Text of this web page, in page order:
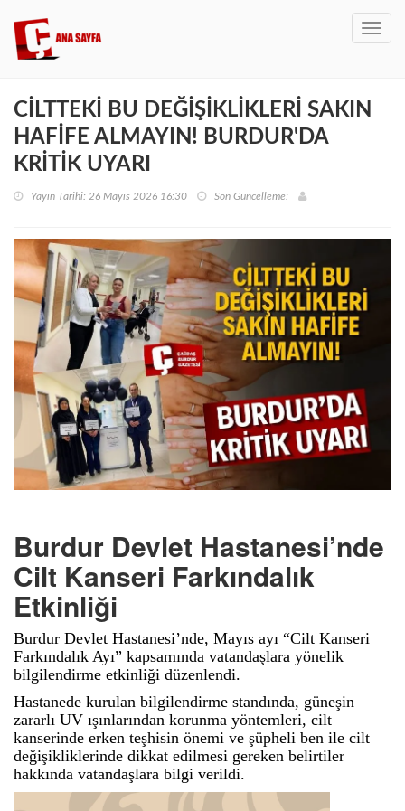
CİLTTEKİ BU DEĞİŞİKLİKLERİ SAKIN
HAFİFE ALMAYIN! BURDUR'DA
KRİTİK UYARI
Yayın Tarihi: 26 Mayıs 2026 16:30 Son Güncelleme:
Burdur Devlet Hastanesi’nde
Cilt Kanseri Farkındalık
Etkinliği
Burdur Devlet Hastanesi’nde, Mayıs ayı “Cilt Kanseri
Farkındalık Ayı” kapsamında vatandaşlara yönelik
bilgilendirme etkinliği düzenlendi.
Hastanede kurulan bilgilendirme standında, güneşin
zararlı UV ışınlarından korunma yöntemleri, cilt
kanserinde erken teşhisin önemi ve şüpheli ben ile cilt
değişikliklerinde dikkat edilmesi gereken belirtiler
hakkında vatandaşlara bilgi verildi.